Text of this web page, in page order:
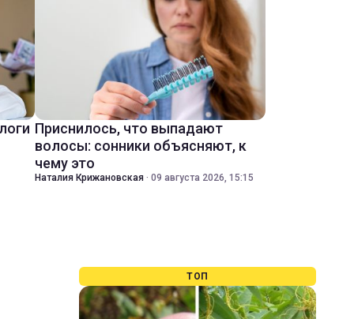
Приснилось, что выпадают
волосы: сонники объясняют, к
чему это
Наталия Крижановская · 09 августа 2026, 15:15
ТОП